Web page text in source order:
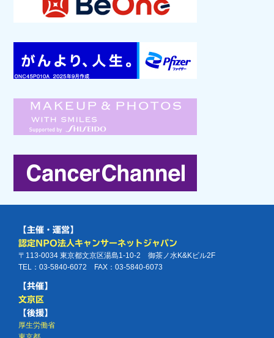
【主催・運営】
認定NPO法人キャンサーネットジャパン
〒113-0034 東京都文京区湯島1-10-2 御茶ノ水K&Kビル2F
TEL：03-5840-6072 FAX：03-5840-6073
【共催】
文京区
【後援】
厚生労働省